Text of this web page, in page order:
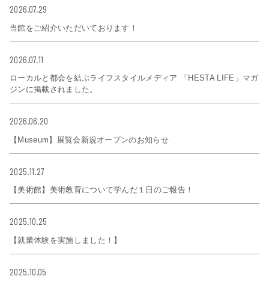
2026.07.29
当館をご紹介いただいております！
2026.07.11
ローカルと都会を結ぶライフスタイルメディア 「HESTA LIFE」マガ
ジンに掲載されました。
2026.06.20
【Museum】展覧会新規オープンのお知らせ
2025.11.27
【美術館】美術教育について学んだ１日のご報告！
2025.10.25
【就業体験を実施しました！】
2025.10.05